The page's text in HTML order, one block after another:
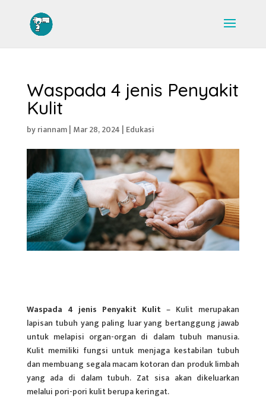
Waspada 4 jenis Penyakit
Kulit
byriannam| Mar 28, 2024 | Edukasi
Waspada 4 jenis Penyakit Kulit– Kulit merupakan
lapisan tubuh yang paling luar yang bertanggung jawab
untuk melapisi organ-organ di dalam tubuh manusia.
Kulit memiliki fungsi untuk menjaga kestabilan tubuh
dan membuang segala macam kotoran dan produk limbah
yang ada di dalam tubuh. Zat sisa akan dikeluarkan
melalui pori-pori kulit berupa keringat.